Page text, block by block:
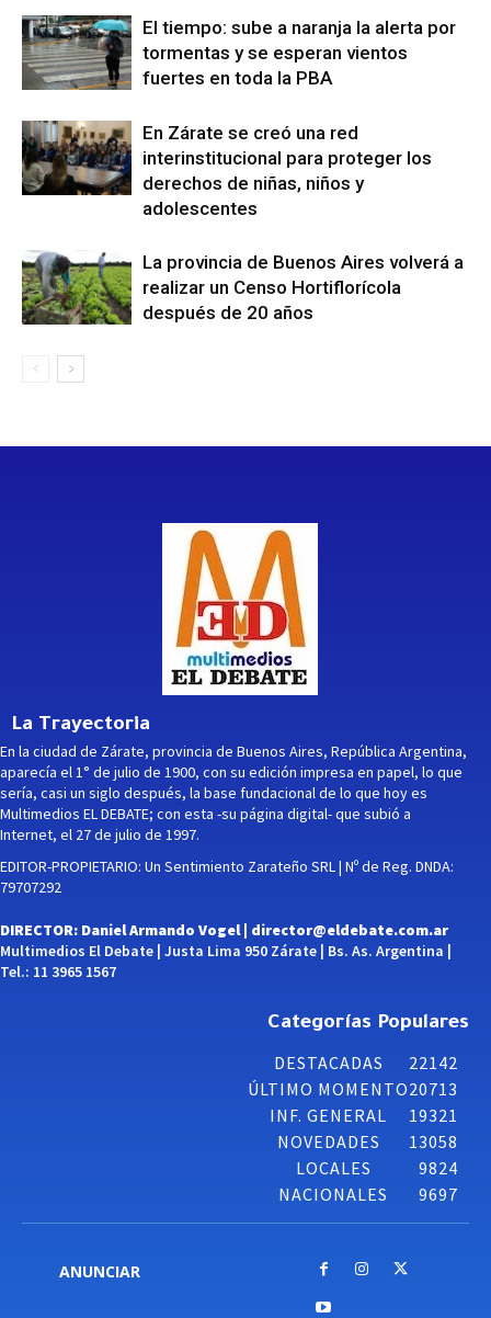
El tiempo: sube a naranja la alerta por
tormentas y se esperan vientos
fuertes en toda la PBA
En Zárate se creó una red
interinstitucional para proteger los
derechos de niñas, niños y
adolescentes
La provincia de Buenos Aires volverá a
realizar un Censo Hortiflorícola
después de 20 años
La Trayectoria
En la ciudad de Zárate, provincia de Buenos Aires, República Argentina,
aparecía el 1° de julio de 1900, con su edición impresa en papel, lo que
sería, casi un siglo después, la base fundacional de lo que hoy es
Multimedios EL DEBATE; con esta -su página digital- que subió a
Internet, el 27 de julio de 1997.
EDITOR-PROPIETARIO: Un Sentimiento Zarateño SRL | Nº de Reg. DNDA:
79707292
DIRECTOR: Daniel Armando Vogel | director@eldebate.com.ar
Multimedios El Debate | Justa Lima 950 Zárate | Bs. As. Argentina |
Tel.: 11 3965 1567
Categorías Populares
DESTACADAS
22142
ÚLTIMO MOMENTO20713
INF. GENERAL
19321
NOVEDADES
13058
LOCALES
9824
NACIONALES
9697
ANUNCIAR